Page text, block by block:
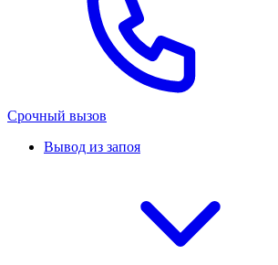
Срочный вызов
Вывод из запоя